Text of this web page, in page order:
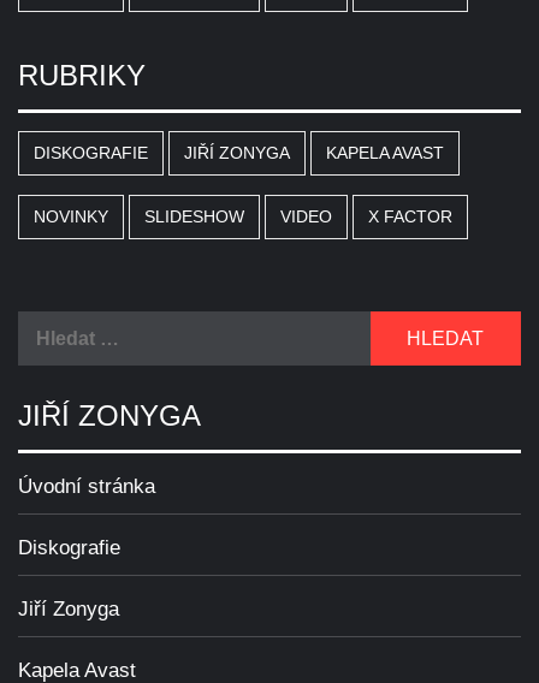
RUBRIKY
DISKOGRAFIE JIŘÍ ZONYGA KAPELA AVAST
NOVINKY SLIDESHOW VIDEO X FACTOR
JIŘÍ ZONYGA
Úvodní stránka
Diskografie
Jiří Zonyga
Kapela Avast